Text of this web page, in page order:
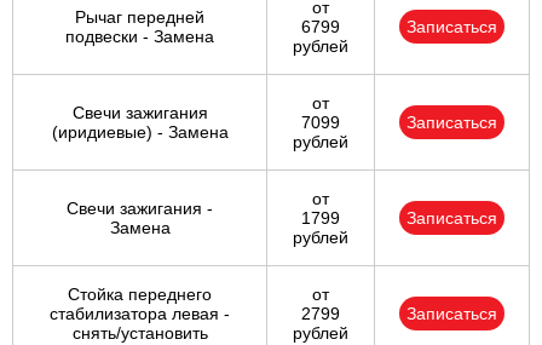
Рычаг передней
подвески - Замена
от
6799
рублей
Записаться
Свечи зажигания
(иридиевые) - Замена
от
7099
рублей
Записаться
Свечи зажигания -
Замена
от
1799
рублей
Записаться
Стойка переднего
стабилизатора левая -
снять/установить
от
2799
рублей
Записаться